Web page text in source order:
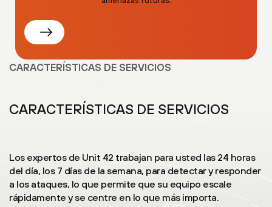
CARACTERÍSTICAS DE SERVICIOS
CARACTERÍSTICAS DE SERVICIOS
Los expertos de Unit 42 trabajan para usted las 24 horas
del día, los 7 días de la semana, para detectar y responder
a los ataques, lo que permite que su equipo escale
rápidamente y se centre en lo que más importa.